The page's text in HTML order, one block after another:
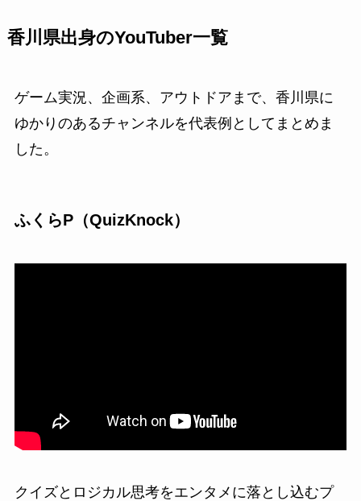
香川県出身のYouTuber一覧
ゲーム実況、企画系、アウトドアまで、香川県に
ゆかりのあるチャンネルを代表例としてまとめま
した。
ふくらP（QuizKnock）
クイズとロジカル思考をエンタメに落とし込むプ